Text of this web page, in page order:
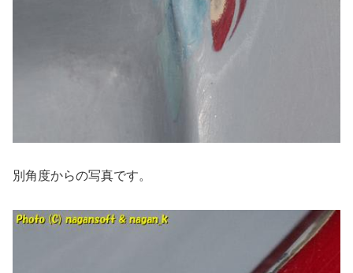
別角度からの写真です。